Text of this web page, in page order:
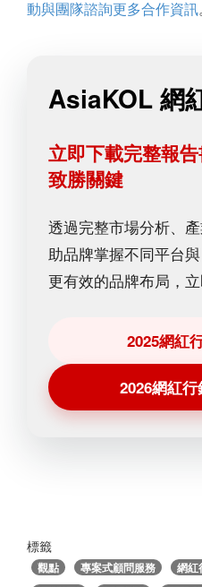
動與團隊諮詢更多合作資訊
AsiaKOL 網
立即下載完整報
致勝關鍵
透過完整市場分析、
助品牌掌握不同平台
更有效的品牌布局，
2025網紅
2026網紅
標籤
觀點 專案式顧問服務 網紅